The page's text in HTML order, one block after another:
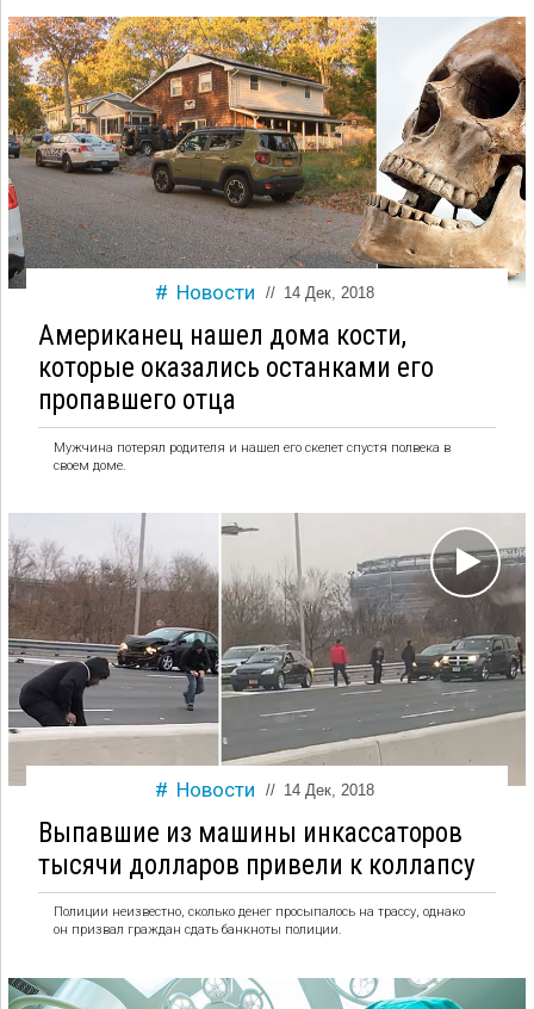
Новости // 14 Дек, 2018
Американец нашел дома кости,
которые оказались останками его
пропавшего отца
Мужчина потерял родителя и нашел его скелет спустя полвека в
своем доме.
Новости // 14 Дек, 2018
Выпавшие из машины инкассаторов
тысячи долларов привели к коллапсу
Полиции неизвестно, сколько денег просыпалось на трассу, однако
он призвал граждан сдать банкноты полиции.